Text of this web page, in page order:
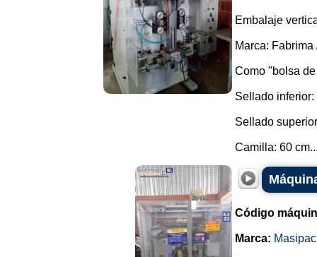
Embalaje
Marca: Fabrima
Como "bolsa
Sellado inferior:
Sellado
Camilla: 60
Código
Marca: